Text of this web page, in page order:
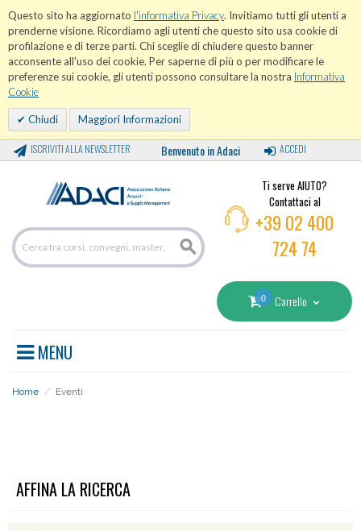
Questo sito ha aggiornato l'informativa Privacy. Invitiamo tutti gli utenti a
prenderne visione. Ricordiamo agli utenti che questo sito usa cookie di
profilazione e di terze parti. Chi sceglie di chiudere questo banner
acconsente all'uso dei cookie. Per saperne di più o per modificare le
preferenze sui cookie, gli utenti possono consultare la nostra Informativa
Cookie
Chiudi Maggiori Informazioni
ISCRIVITI ALLA NEWSLETTER Benvenuto in Adaci ACCEDI
Ti serve AIUTO?
Contattaci al
+39 02 400
724 74
0 Carrello
MENU
Home / Eventi
AFFINA LA RICERCA